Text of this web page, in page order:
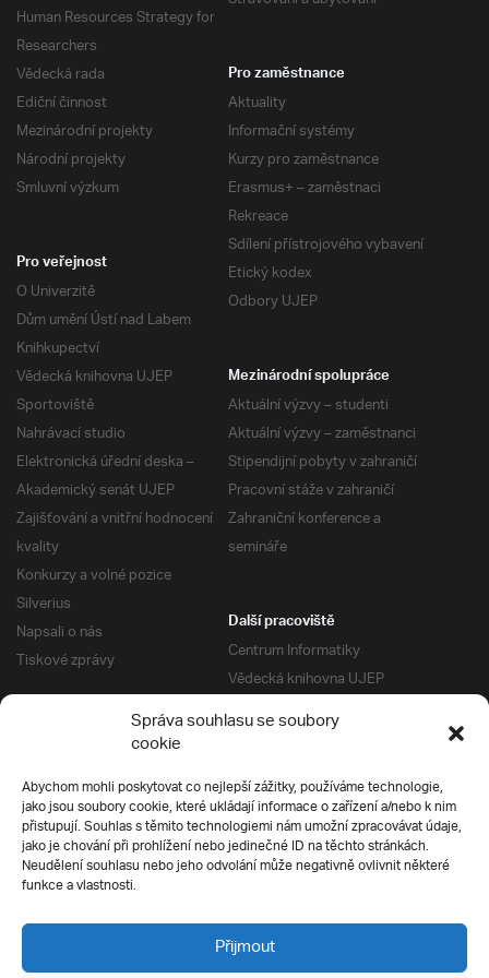
Správa souhlasu se soubory
cookie
Abychom mohli poskytovat co nejlepší zážitky, používáme technologie,
jako jsou soubory cookie, které ukládají informace o zařízení a/nebo k nim
přistupují. Souhlas s těmito technologiemi nám umožní zpracovávat údaje,
jako je chování při prohlížení nebo jedinečné ID na těchto stránkách.
Neudělení souhlasu nebo jeho odvolání může negativně ovlivnit některé
funkce a vlastnosti.
Přijmout
Human Resources Strategy for
Researchers
Vědecká rada
Ediční činnost
Mezinárodní projekty
Národní projekty
Smluvní výzkum
Pro zaměstnance
Aktuality
Informační systémy
Kurzy pro zaměstnance
Erasmus+ – zaměstnaci
Rekreace
Sdílení přístrojového vybavení
Etický kodex
Odbory UJEP
Pro veřejnost
O Univerzitě
Dům umění Ústí nad Labem
Knihkupectví
Vědecká knihovna UJEP
Sportoviště
Nahrávací studio
Elektronická úřední deska –
Akademický senát UJEP
Zajišťování a vnitřní hodnocení
kvality
Konkurzy a volné pozice
Silverius
Napsali o nás
Tiskové zprávy
Mezinárodní spolupráce
Aktuální výzvy – studenti
Aktuální výzvy – zaměstnanci
Stipendijní pobyty v zahraničí
Pracovní stáže v zahraničí
Zahraniční konference a
semináře
Další pracoviště
Centrum Informatiky
Vědecká knihovna UJEP
Správa kolejí a menz
Univerzitní centrum podpory
Silverius
Pro uchazeče
Přijímací řízení
E-prihlaska
Přípravné kurzy
Ochrana soukromí